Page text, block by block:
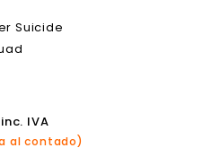
Suicide
inc. IVA
al contado)